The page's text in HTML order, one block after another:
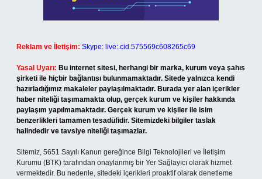
Reklam ve İletişim: Skype: live:.cid.575569c608265c69
Yasal Uyarı: Bu internet sitesi, herhangi bir marka, kurum veya şahıs
şirketi ile hiçbir bağlantısı bulunmamaktadır. Sitede yalnızca kendi
hazırladığımız makaleler paylaşılmaktadır. Burada yer alan içerikler
haber niteliği taşımamakta olup, gerçek kurum ve kişiler hakkında
paylaşım yapılmamaktadır. Gerçek kurum ve kişiler ile isim
benzerlikleri tamamen tesadüfidir. Sitemizdeki bilgiler taslak
halindedir ve tavsiye niteliği taşımazlar.
Sitemiz, 5651 Sayılı Kanun gereğince Bilgi Teknolojileri ve İletişim
Kurumu (BTK) tarafından onaylanmış bir Yer Sağlayıcı olarak hizmet
vermektedir. Bu nedenle, sitedeki içerikleri proaktif olarak denetleme